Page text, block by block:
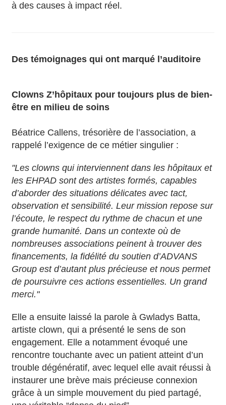
à des causes à impact réel.
Des témoignages qui ont marqué l’auditoire
Clowns Z’hôpitaux pour toujours plus de bien-
être en milieu de soins
Béatrice Callens, trésorière de l’association, a
rappelé l’exigence de ce métier singulier :
"Les clowns qui interviennent dans les hôpitaux et
les EHPAD sont des artistes formés, capables
d’aborder des situations délicates avec tact,
observation et sensibilité. Leur mission repose sur
l’écoute, le respect du rythme de chacun et une
grande humanité. Dans un contexte où de
nombreuses associations peinent à trouver des
financements, la fidélité du soutien d’ADVANS
Group est d’autant plus précieuse et nous permet
de poursuivre ces actions essentielles. Un grand
merci."
Elle a ensuite laissé la parole à Gwladys Batta,
artiste clown, qui a présenté le sens de son
engagement. Elle a notamment évoqué une
rencontre touchante avec un patient atteint d’un
trouble dégénératif, avec lequel elle avait réussi à
instaurer une brève mais précieuse connexion
grâce à un simple mouvement du pied partagé,